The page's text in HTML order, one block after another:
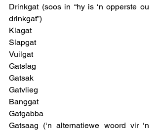
Drinkgat (soos in “hy is ‘n opperste ou
drinkgat”)
Klagat
Slapgat
Vuilgat
Gatslag
Gatsak
Gatvlieg
Banggat
Gatgabba
Gatsaag (‘n alternatiewe woord vir ‘n